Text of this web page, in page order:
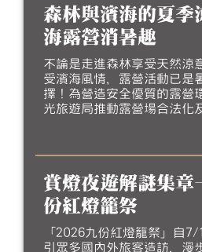
受最道地的漁村魅力。
森林與濱海的夏
海露營消暑趣
不論是走進森林享受天然涼
受濱海風情，露營活動已是
擇！為營造安全優質的露營
光旅遊局推動露營場合法化
者完善場地設施、強化安全
質，邀請民眾今夏走進台中
閒與美好。
賞燈夜遊解謎集
份紅燈籠祭
「2026九份紅燈籠祭」自
引眾多國內外旅客造訪，漫